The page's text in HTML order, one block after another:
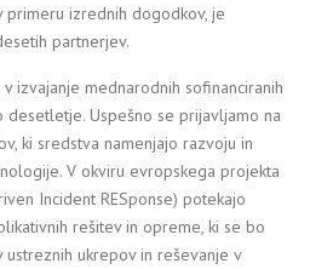
izrednih dogodkov, je
partnerjev.
izvajanje mednarodnih sofinanciranih
Uspešno se prijavljamo na
ki sredstva namenjajo razvoju in
V okviru evropskega projekta
Incident RESponse) potekajo
rešitev in opreme, ki se bo
ukrepov in reševanje v